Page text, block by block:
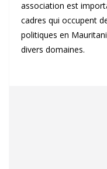
association est
cadres qui occupent
politiques en
divers domaines.